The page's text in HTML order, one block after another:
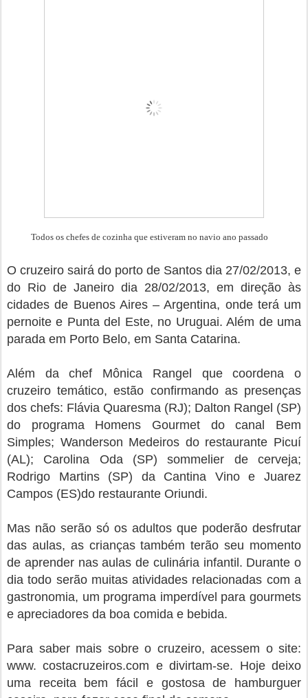
Todos os chefes de cozinha que estiveram no navio ano passado
O cruzeiro sairá do porto de Santos dia 27/02/2013, e
do Rio de Janeiro dia 28/02/2013, em direção às
cidades de Buenos Aires – Argentina, onde terá um
pernoite e Punta del Este, no Uruguai. Além de uma
parada em Porto Belo, em Santa Catarina.
Além da chef Mônica Rangel que coordena o
cruzeiro temático, estão confirmando as presenças
dos chefs: Flávia Quaresma (RJ); Dalton Rangel (SP)
do programa Homens Gourmet do canal Bem
Simples; Wanderson Medeiros do restaurante Picuí
(AL); Carolina Oda (SP) sommelier de cerveja;
Rodrigo Martins (SP) da Cantina Vino e Juarez
Campos (ES)do restaurante Oriundi.
Mas não serão só os adultos que poderão desfrutar
das aulas, as crianças também terão seu momento
de aprender nas aulas de culinária infantil. Durante o
dia todo serão muitas atividades relacionadas com a
gastronomia, um programa imperdível para gourmets
e apreciadores da boa comida e bebida.
Para saber mais sobre o cruzeiro, acessem o site:
www. costacruzeiros.com e divirtam-se. Hoje deixo
uma receita bem fácil e gostosa de hamburguer